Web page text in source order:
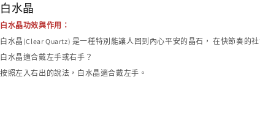
商
品
系
列
:
白水晶
白水晶功效與作用：
白水晶(Clear Quartz) 是一種特別能讓人回到內心平安的晶石， 在快節奏的
白水晶適合戴左手或右手？
按照左入右出的說法，白水晶適合戴左手。